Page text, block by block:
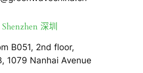
Shenzhen 深圳
B051, 2nd floor,
1079 Nanhai Avenue